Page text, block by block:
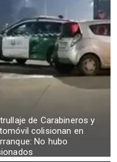
de Carabineros y
colisionan en
No hubo